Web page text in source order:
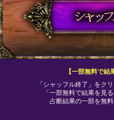
【一部無料で結
「シャッフル終了」をク
「一部無料で結果を見
占断結果の一部を無料